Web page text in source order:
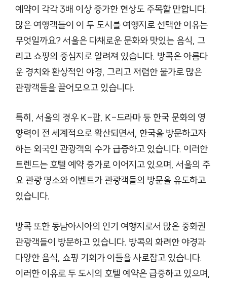
예약이 각각 3배 이상 증가한 현상도 주목할 만합니다.
많은 여행객들이 이 두 도시를 여행지로 선택한 이유는
무엇일까요? 서울은 다채로운 문화와 맛있는 음식, 그
리고 쇼핑의 중심지로 알려져 있습니다. 방콕은 아름다
운 경치와 환상적인 야경, 그리고 저렴한 물가로 많은
관광객들을 끌어모으고 있습니다.
특히, 서울의 경우 K-팝, K-드라마 등 한국 문화의 영
향력이 전 세계적으로 확산되면서, 한국을 방문하고자
하는 외국인 관광객의 수가 급증하고 있습니다. 이러한
트렌드는 호텔 예약 증가로 이어지고 있으며, 서울의 주
요 관광 명소와 이벤트가 관광객들의 방문을 유도하고
있습니다.
방콕 또한 동남아시아의 인기 여행지로서 많은 중화권
관광객들이 방문하고 있습니다. 방콕의 화려한 야경과
다양한 음식, 쇼핑 기회가 이들을 사로잡고 있습니다.
이러한 이유로 두 도시의 호텔 예약은 급증하고 있으며,